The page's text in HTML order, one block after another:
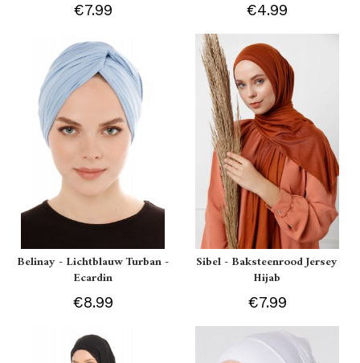
€7.99 €4.99
Belinay - Lichtblauw Turban -
Ecardin
€8.99
Sibel - Baksteenrood Jersey
Hijab
€7.99